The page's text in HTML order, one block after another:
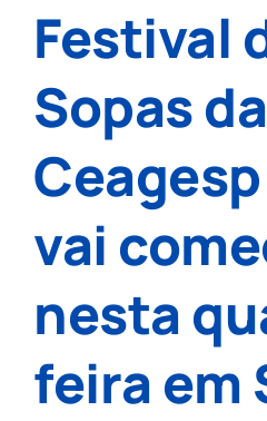
Festival
Sopas da
vai
nesta
feira em